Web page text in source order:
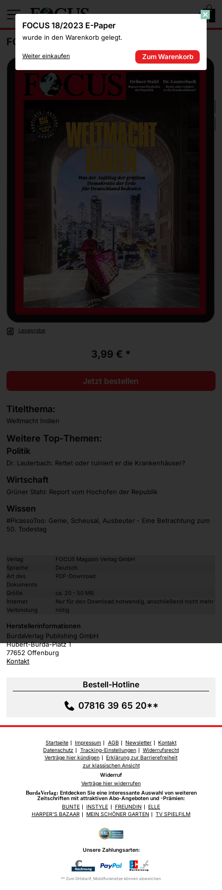
FOCUS 18/2023 E-Paper
wurde in den Warenkorb gelegt.
Weiter einkaufen Zum Warenkorb
1
FOCUS 18/2023 E-PAPER
Leseprobe
3,99 € *
Jetzt bestellen
Titelthema:
Weltmacht Indien
Weitere Top-Themen:
Politik
Dr. Lauterbach: Rettet oder ruiniert er die Krankenhäuser?
Wirtschaft
Grüner Stahl: Report vom Hochofen der Republik
Wissen
#PicassoToo: Genie, Scheusal, Ausbeuter - Eine Betrachtung zum
50. Todestag
Verlag
FOCUS Magazin Verlag GmbH
Sprache
Deutsch
Art des
Dokuments
PDF-Download
Größe
ca. 20 - 50 MB
Internet
Verbindung
Nur für den Download notwendig, anschließend nicht mehr
nötig
Herstellerinformationen
BurdaVerlag Publishing GmbH
Hubert-Burda-Platz 1
77652 Offenburg
Kontakt
Bestell-Hotline
07816 39 65 20**
Startseite Impressum AGB Newsletter
Kontakt
Datenschutz
Tracking-Einstellungen
Widerrufsrecht
Verträge hier kündigen
Erklärung zur Barrierefreiheit
zur klassischen Ansicht
Widerruf
Verträge hier widerrufen
BurdaVerlag: Entdecken Sie eine interessante Auswahl von weiteren
Zeitschriften mit attraktiven Abo-Angeboten und -Prämien:
BUNTE
INSTYLE FREUNDIN
ELLE
HARPER'S BAZAAR
MEIN SCHÖNER GARTEN TV SPIELFILM
Unsere Zahlungsarten:
** Zum Ortstarif, Mobilfunknetze können abweichen